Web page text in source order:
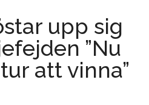
upp sig
”Nu
att vinna”